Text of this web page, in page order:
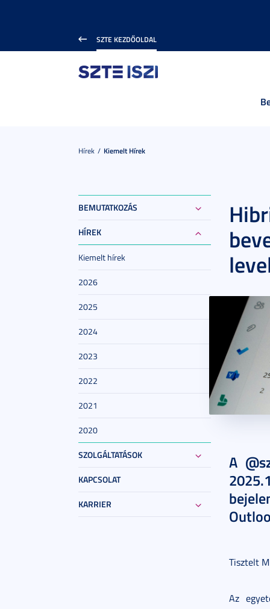
SZTE KEZDŐOLDAL
Hírek Kiemelt Hírek
BEMUTATKOZÁS
HÍREK
Kiemelt hírek
2026
2025
2024
2023
2022
2021
2020
SZOLGÁLTATÁSOK
KAPCSOLAT
KARRIER
A
Tisztelt
Az